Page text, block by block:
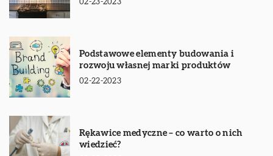
02-23-2023
Podstawowe elementy budowania i
rozwoju własnej marki produktów
02-22-2023
Rękawice medyczne – co warto o nich
wiedzieć?